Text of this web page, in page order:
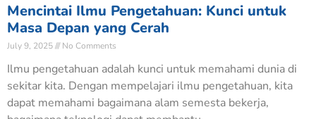
Mencintai Ilmu Pengetahuan: Kunci untuk
Masa Depan yang Cerah
July 9, 2025 No Comments
Ilmu pengetahuan adalah kunci untuk memahami dunia di
sekitar kita. Dengan mempelajari ilmu pengetahuan, kita
dapat memahami bagaimana alam semesta bekerja,